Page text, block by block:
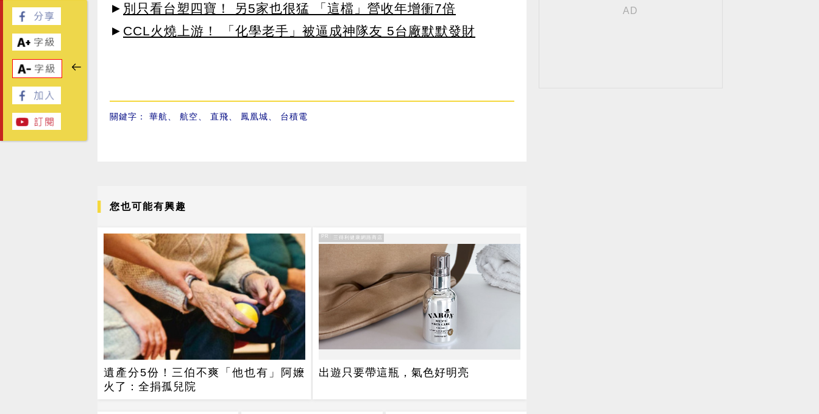
► 別只看台塑四寶！ 另5家也很猛 「這檔」營收年增衝7倍
► CCL火燒上游！ 「化學老手」被逼成神隊友 5台廠默默發財
關鍵字： 華航 航空 直飛 鳳凰城 台積電
您也可能有興趣
遺產分5份！三伯不爽「他也有」阿嬤
火了：全捐孤兒院
PR
出遊只要帶這瓶，氣色好明亮
PR・三得利健康網路商店